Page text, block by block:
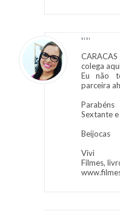
VIVI
colega
Eu não
parceira
Sextante
Beijocas
Vivi
Filmes,